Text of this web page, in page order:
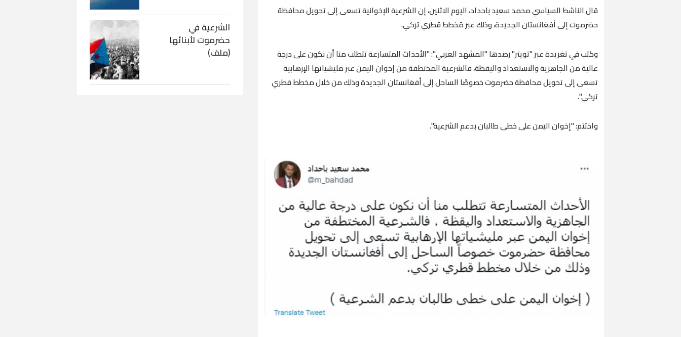
قال الناشط السياسي محمد سعيد باحداد، اليوم الاثنين، إن الشرعية الإخوانية تسعى إلى تحويل محافظة
حضرموت إلى أفغانستان الجديدة، وذلك عبر مُخطط قطري تركي.
وكتب في تغريدة عبر "تويتر" رصدها "المشهد العربي": "الأحداث المتسارعة تتطلب منا أن نكون على درجة
عالية من الجاهزية والاستعداد واليقظة، فالشرعية المختطفة من إخوان اليمن عبر مليشياتها الإرهابية
تسعى إلى تحويل محافظة حضرموت خصوصًا الساحل إلى أفغانستان الجديدة وذلك من خلال مخطط قطري
تركي".
واختتم: "إخوان اليمن على خطى طالبان بدعم الشرعية".
الشرعية في
حضرموت لأبنائها
(ملف)